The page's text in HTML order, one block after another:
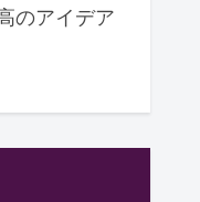
のアイデア